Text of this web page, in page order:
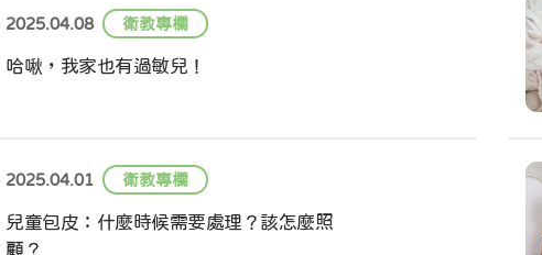
2025.04.08 衛教專欄
哈啾，我家也有過敏兒！
2025.04.01 衛教專欄
兒童包皮：什麼時候需要處理？該怎麼照
顧？